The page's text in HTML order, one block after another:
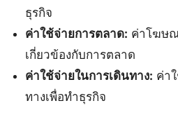
ธุรกิจ
ค่าใช้จ่ายการตลาด: ค่าโฆษ
เกี่ยวข้องกับการตลาด
ค่าใช้จ่ายในการเดินทาง: ค่า
ทางเพื่อทำธุรกิจ